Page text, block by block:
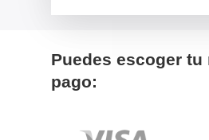
Puedes escoger tu
pago: